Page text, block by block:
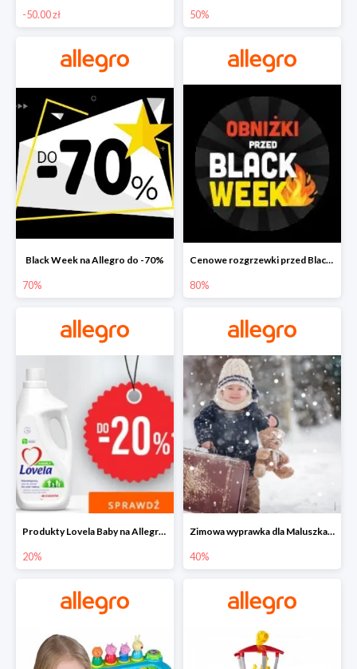
-50.00 zł 50%
Black Week na Allegro do -70%
70%
Cenowe rozgrzewki przed Black Friday na Allegro do -80%
80%
Produkty Lovela Baby na Allegro do -20%
20%
Zimowa wyprawka dla Maluszka na Allegro do -40%
40%